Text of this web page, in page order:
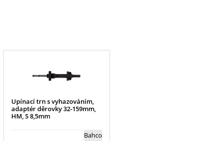
Upínací trn s vyhazováním,
adaptér děrovky 32-159mm,
HM, S 8,5mm
Bahco